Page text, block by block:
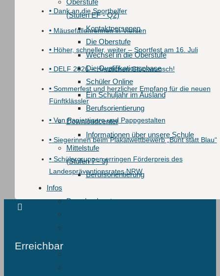
Oberstufe
(Stufen EF - Q2)
Kontaktpersonen
Die Oberstufe
Wechsel in die Oberstufe
Die Qualifikationsphase
Schüler Online
Ein Schuljahr im Ausland
Berufsorientierung
Downloadcenter
Informationen über unsere Schule
Mittelstufe
(Stufen 7 - 9)
Berufsorientierung
Infos
Downloadcenter
•Dank an die Sporthelfer
•Mäusefallenrennen in Viersen
•Höher, schneller, weiter – Sportfest am 16. Juli
•DELF 2026 – Herzlichen Glückwunsch!
•Sommerfest und herzlicher Empfang für die neuen
Fünftklässler
•Von Papiertigern und Pappgestalten
•Siegerinnen beim Plakatwettbewerb „Bunt statt Blau“
•Schülergruppen erringen Förderpreis des
Landespräventionsrates NRW
Erreichbar